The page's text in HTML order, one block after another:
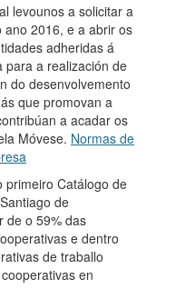
levounos a solicitar a
ano 2016, e a abrir os
adheridas á
para a realización de
do desenvolvemento
que promovan a
a acadar os
Móvese. Normas de
primeiro Catálogo de
de
de o 59% das
e dentro
de traballo
en